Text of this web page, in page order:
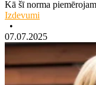
Kā šī norma
Izdevumi
•
07.07.2025